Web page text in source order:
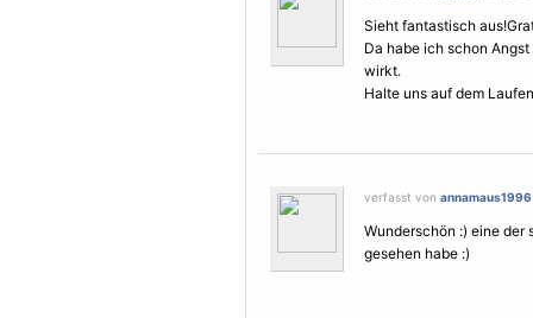
Sieht fantastisch
Da habe ich schon
wirkt.
Halte uns auf dem
verfasst von annamaus1996
Wunderschön :) eine der
gesehen habe :)